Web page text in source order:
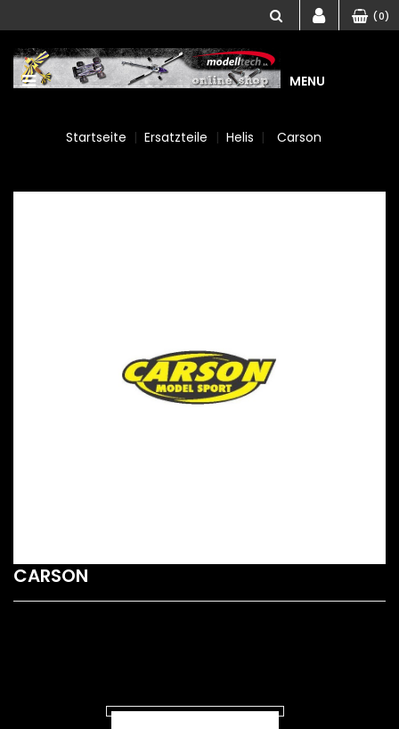
(0)
MENU
Startseite Ersatzteile Helis Carson
CARSON